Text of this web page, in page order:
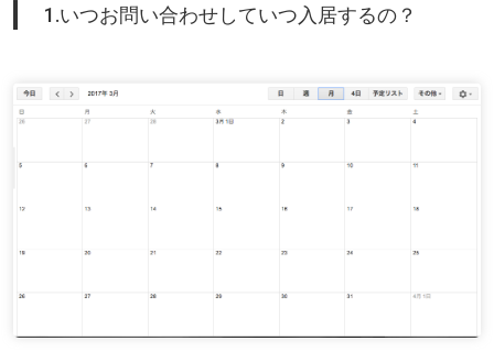
1.いつお問い合わせしていつ入居するの？